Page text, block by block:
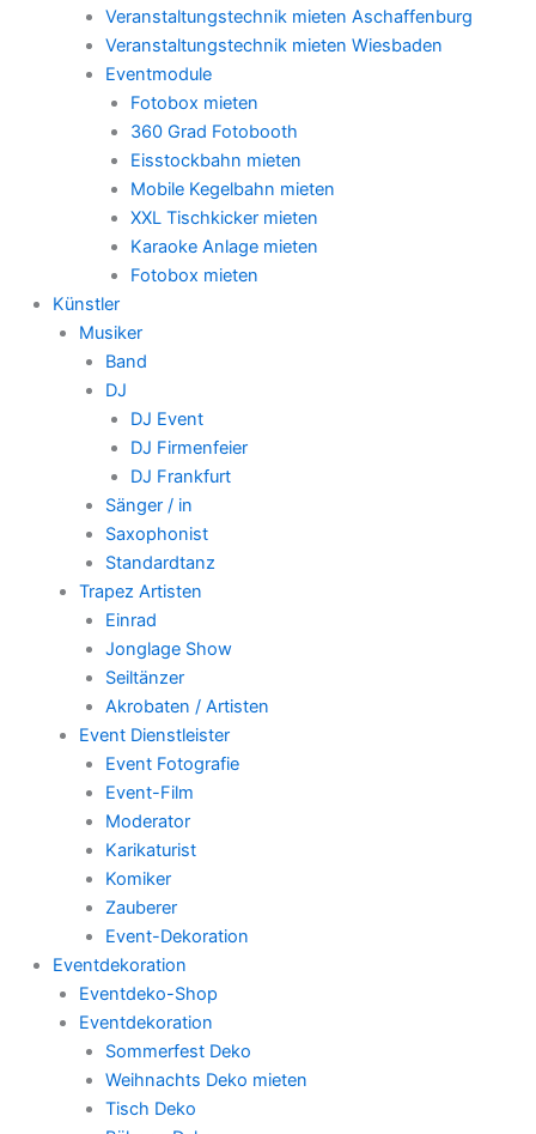
Veranstaltungstechnik mieten Aschaffenburg
Veranstaltungstechnik mieten Wiesbaden
Eventmodule
Fotobox mieten
360 Grad Fotobooth
Eisstockbahn mieten
Mobile Kegelbahn mieten
XXL Tischkicker mieten
Karaoke Anlage mieten
Fotobox mieten
Künstler
Musiker
Band
DJ
DJ Event
DJ Firmenfeier
DJ Frankfurt
Sänger / in
Saxophonist
Standardtanz
Trapez Artisten
Einrad
Jonglage Show
Seiltänzer
Akrobaten / Artisten
Event Dienstleister
Event Fotografie
Event-Film
Moderator
Karikaturist
Komiker
Zauberer
Event-Dekoration
Eventdekoration
Eventdeko-Shop
Eventdekoration
Sommerfest Deko
Weihnachts Deko mieten
Tisch Deko